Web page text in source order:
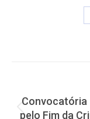
Convocatória
pelo Fim da